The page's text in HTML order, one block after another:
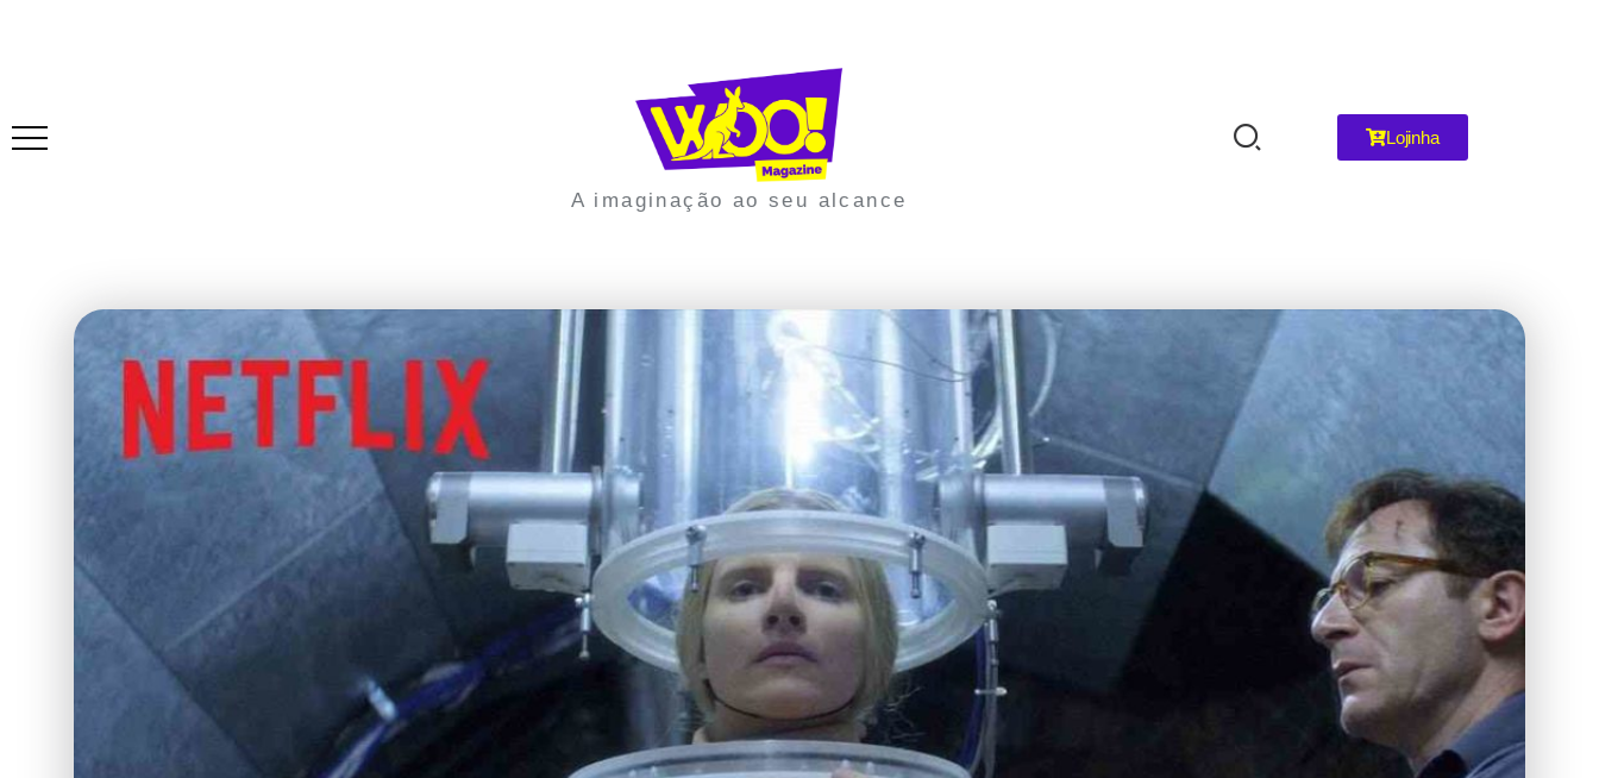
A imaginação ao seu alcance
Lojinha